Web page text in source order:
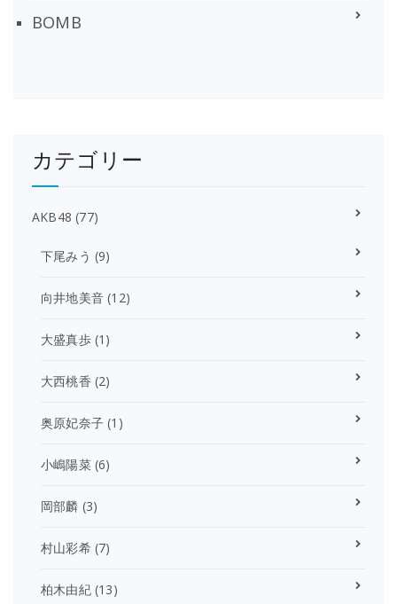
BOMB
カテゴリー
AKB48 (77)
下尾みう (9)
向井地美音 (12)
大盛真歩(1)
大西桃香 (2)
奥原妃奈子 (1)
小嶋陽菜(6)
岡部麟 (3)
村山彩希(7)
柏木由紀(13)